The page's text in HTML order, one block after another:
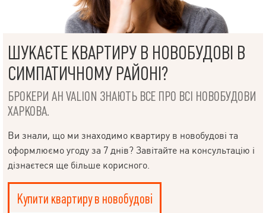
ШУКАЄТЕ КВАРТИРУ В НОВОБУДОВІ В
СИМПАТИЧНОМУ РАЙОНІ?
БРОКЕРИ АН VALION ЗНАЮТЬ ВСЕ ПРО ВСІ НОВОБУДОВИ
ХАРКОВА.
Ви знали, що ми знаходимо квартиру в новобудові та
оформлюємо угоду за 7 днів? Завітайте на консультацію і
дізнаєтеся ще більше корисного.
Купити квартиру в новобудові